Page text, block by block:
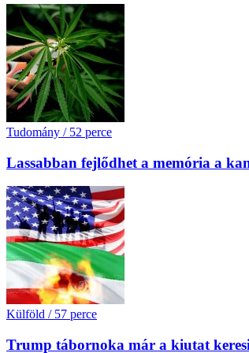
Tudomány / 52 perce
Lassabban fejlődhet a memória a
Külföld / 57 perce
Trump tábornoka már a kiutat